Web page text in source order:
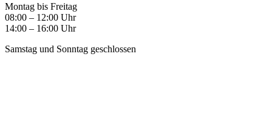
Montag bis Freitag
08:00 – 12:00 Uhr
14:00 – 16:00 Uhr
Samstag und Sonntag geschlossen